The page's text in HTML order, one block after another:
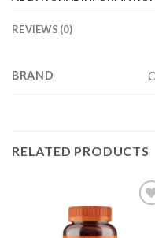
REVIEWS (0)
BRAND
RELATED PRODUCTS